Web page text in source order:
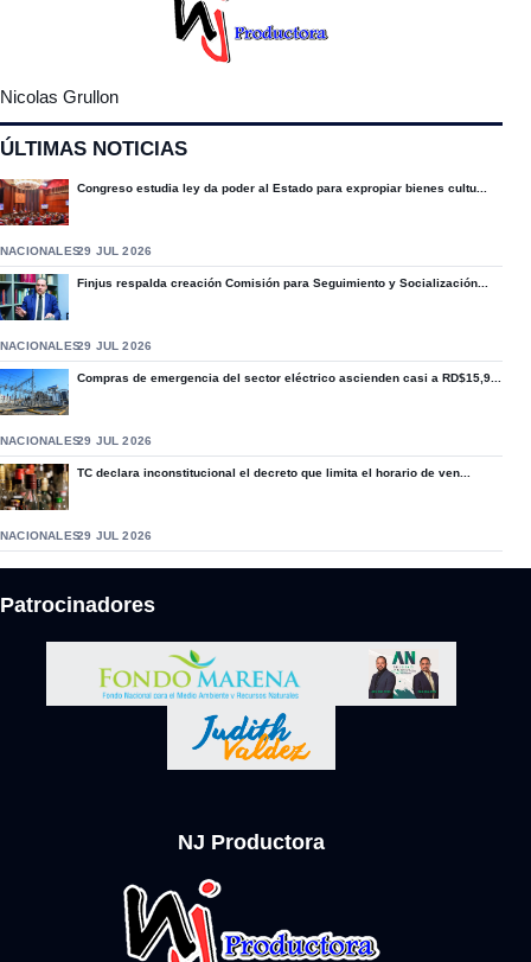
Nicolas Grullon
ÚLTIMAS NOTICIAS
Congreso estudia ley da poder al Estado para expropiar bienes cultu...
NACIONALES29 JUL 2026
Finjus respalda creación Comisión para Seguimiento y Socialización...
NACIONALES29 JUL 2026
Compras de emergencia del sector eléctrico ascienden casi a RD$15,9...
NACIONALES29 JUL 2026
TC declara inconstitucional el decreto que limita el horario de ven...
NACIONALES29 JUL 2026
Patrocinadores
NJ Productora